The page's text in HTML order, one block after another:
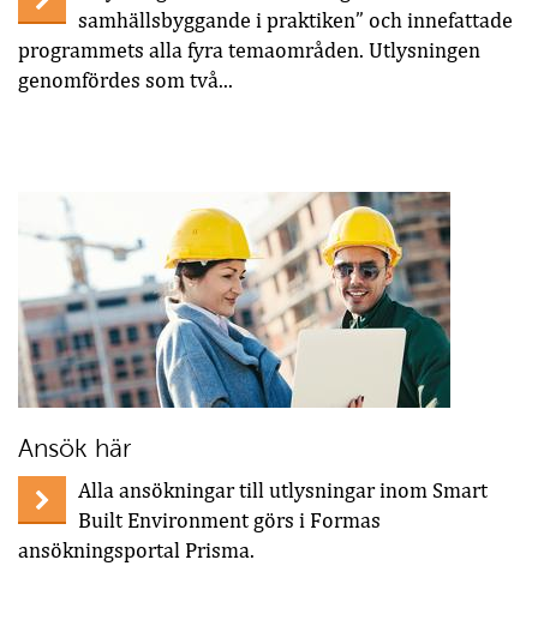
samhällsbyggande i praktiken” och innefattade
programmets alla fyra temaområden. Utlysningen
genomfördes som två...
Ansök här
Alla ansökningar till utlysningar inom Smart
Built Environment görs i Formas
ansökningsportal Prisma.